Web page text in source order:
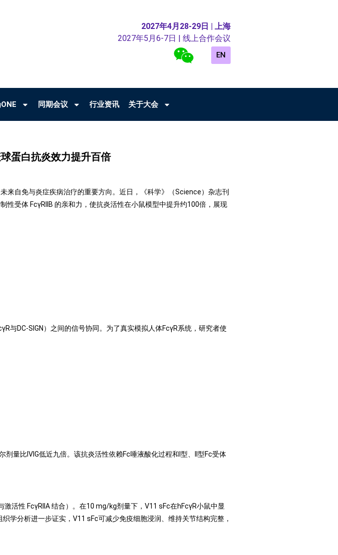
2027年4月28-29日 | 上海
2027年5月6-7日 | 线上合作会议
EN
同期会议 行业资讯 关于大会
蛋白抗炎效力提升百倍
来自免与炎症疾病治疗的重要方向。近日，《科学》（Science）杂志刊
性受体 FcγRIIB 的亲和力，使抗炎活性在小鼠模型中提升约100倍，展现
与DC-SIGN）之间的信号协同。为了真实模拟人体FcγR系统，研究者使
量比IVIG低近九倍。该抗炎活性依赖Fc唾液酸化过程和I型、II型Fc受体
活性 FcγRIIA 结合）。在10 mg/kg剂量下，V11 sFc在hFcγR小鼠中显
学分析进一步证实，V11 sFc可减少免疫细胞浸润、维持关节结构完整，